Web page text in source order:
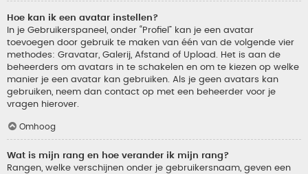
Hoe kan ik een avatar instellen?
In je Gebruikerspaneel, onder “Profiel” kan je een avatar
toevoegen door gebruik te maken van één van de volgende vier
methodes: Gravatar, Galerij, Afstand of Upload. Het is aan de
beheerders om avatars in te schakelen en om te kiezen op welke
manier je een avatar kan gebruiken. Als je geen avatars kan
gebruiken, neem dan contact op met een beheerder voor je
vragen hierover.
Omhoog
Wat is mijn rang en hoe verander ik mijn rang?
Rangen, welke verschijnen onder je gebruikersnaam, geven een